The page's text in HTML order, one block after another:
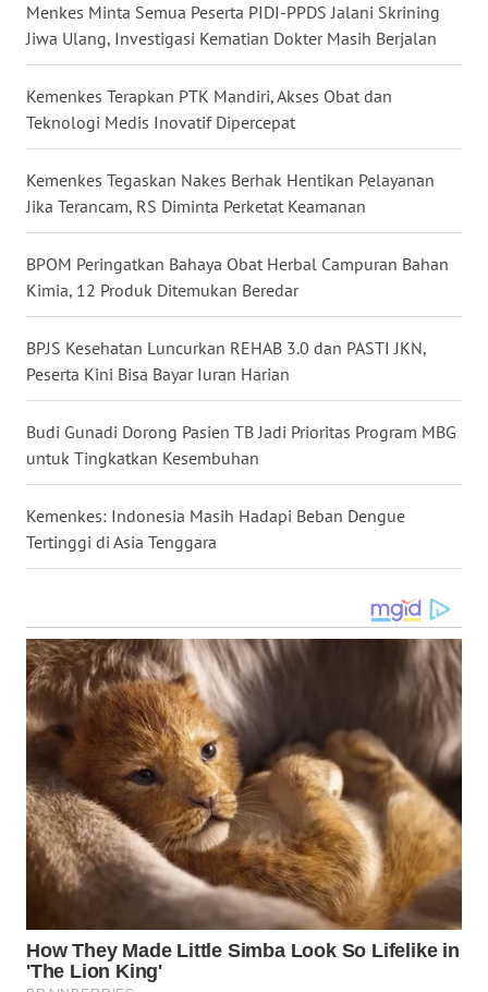
Menkes Minta Semua Peserta PIDI-PPDS Jalani Skrining
Jiwa Ulang, Investigasi Kematian Dokter Masih Berjalan
Kemenkes Terapkan PTK Mandiri, Akses Obat dan
Teknologi Medis Inovatif Dipercepat
Kemenkes Tegaskan Nakes Berhak Hentikan Pelayanan
Jika Terancam, RS Diminta Perketat Keamanan
BPOM Peringatkan Bahaya Obat Herbal Campuran Bahan
Kimia, 12 Produk Ditemukan Beredar
BPJS Kesehatan Luncurkan REHAB 3.0 dan PASTI JKN,
Peserta Kini Bisa Bayar Iuran Harian
Budi Gunadi Dorong Pasien TB Jadi Prioritas Program MBG
untuk Tingkatkan Kesembuhan
Kemenkes: Indonesia Masih Hadapi Beban Dengue
Tertinggi di Asia Tenggara
WN
KALTARA
WN
KALSEL
WN
KALTIM
WN
SULSEL
GORONTALO
SULUT
MALUKU
WN
DAIRI
WN
TOBA
WN
NIAS
LANGKAT